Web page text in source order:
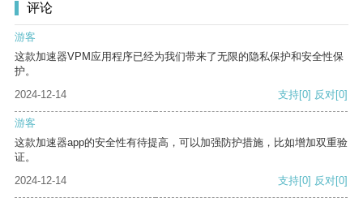
评论
游客
这款加速器VPM应用程序已经为我们带来了无限的隐私保护和安全性保
护。
2024-12-14
支持[0] 反对[0]
游客
这款加速器app的安全性有待提高，可以加强防护措施，比如增加双重验
证。
2024-12-14
支持[0] 反对[0]